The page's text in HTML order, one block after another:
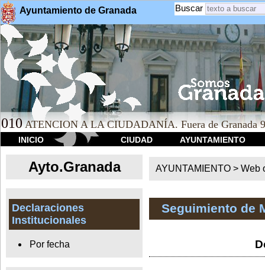
Ayuntamiento de Granada Buscar
010 ATENCION A LA CIUDADANÍA. Fuera de Granada
INICIO CIUDAD AYUNTAMIENTO
Ayto.Granada
Declaraciones
Institucionales
Por fecha
AYUNTAMIENTO > Web
Seguimiento de